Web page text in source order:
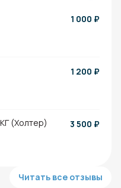
1 000 ₽
1 200 ₽
(Холтер)
3 500 ₽
Читать все отзывы